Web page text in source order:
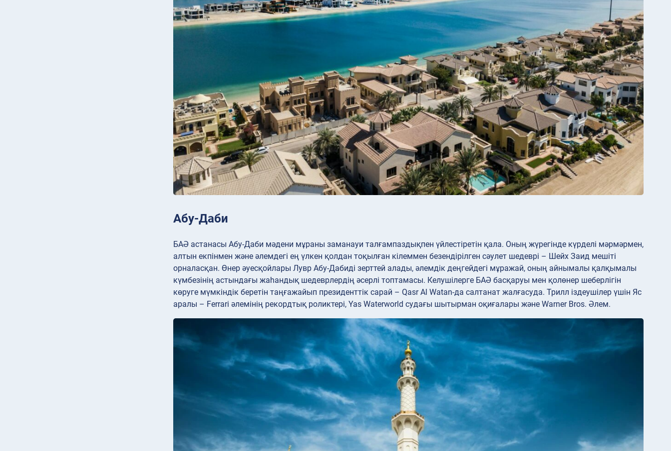
Абу-Даби
БАӘ астанасы Абу-Даби мәдени мұраны заманауи талғампаздықпен үйлестіретін қала. Оның жүрегінде күрделі мәрмәрмен,
алтын екпінмен және әлемдегі ең үлкен қолдан тоқылған кілеммен безендірілген сәулет шедеврі – Шейх Заид мешіті
орналасқан. Өнер әуесқойлары Лувр Абу-Дабиді зерттей алады, әлемдік деңгейдегі мұражай, оның айнымалы қалқымалы
күмбезінің астындағы жаһандық шедеврлердің әсерлі топтамасы. Келушілерге БАӘ басқаруы мен қолөнер шеберлігін
көруге мүмкіндік беретін таңғажайып президенттік сарай – Qasr Al Watan-да салтанат жалғасуда. Трилл іздеушілер үшін Яс
аралы – Ferrari әлемінің рекордтық роликтері, Yas Waterworld судағы шытырман оқиғалары және Warner Bros. Әлем.